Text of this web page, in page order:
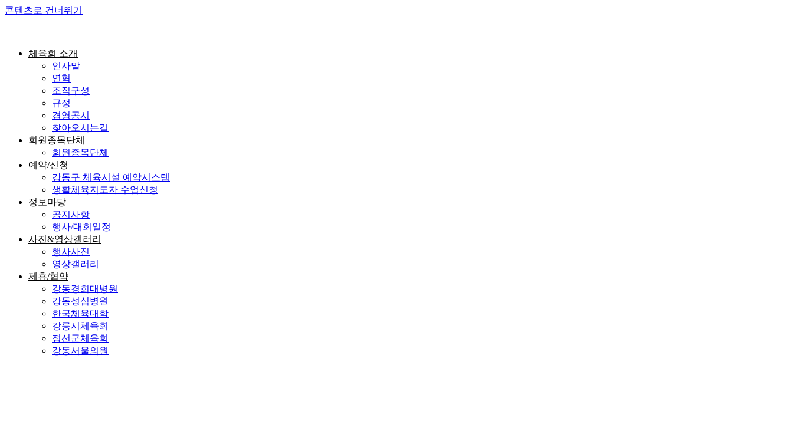
콘텐츠로 건너뛰기
체육회 소개
인사말
연혁
조직구성
규정
경영공시
찾아오시는길
회원종목단체
회원종목단체
예약/신청
강동구 체육시설 예약시스템
생활체육지도자 수업신청
정보마당
공지사항
행사/대회일정
사진&영상갤러리
행사사진
영상갤러리
제휴/협약
강동경희대병원
강동성심병원
한국체육대학
강릉시체육회
정선군체육회
강동서울의원